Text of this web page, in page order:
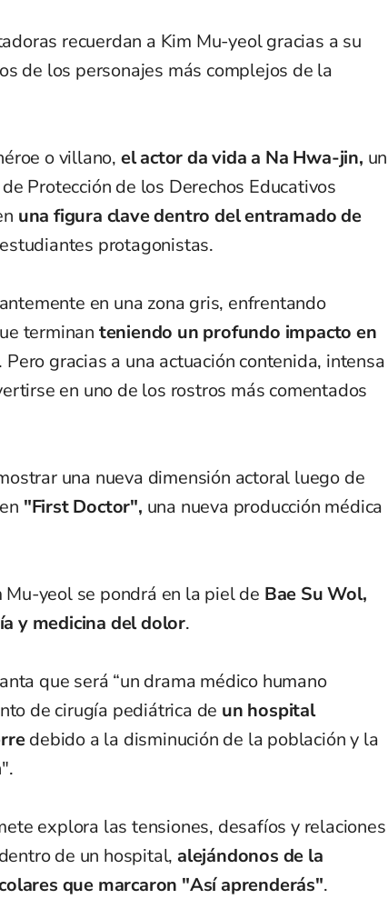
recuerdan a Kim Mu-yeol gracias a su
de los personajes más complejos de la
o villano, el actor da vida a Na Hwa-jin, un
Protección de los Derechos Educativos
una figura clave dentro del entramado de
protagonistas.
en una zona gris, enfrentando
terminan teniendo un profundo impacto en
. Pero gracias a una actuación contenida, intensa
en uno de los rostros más comentados
una nueva dimensión actoral luego de
"First Doctor", una nueva producción médica
Mu-yeol se pondrá en la piel de Bae Su Wol,
y medicina del dolor.
que será “un drama médico humano
de cirugía pediátrica de un hospital
debido a la disminución de la población y la
explora las tensiones, desafíos y relaciones
de un hospital, alejándonos de la
que marcaron "Así aprenderás".